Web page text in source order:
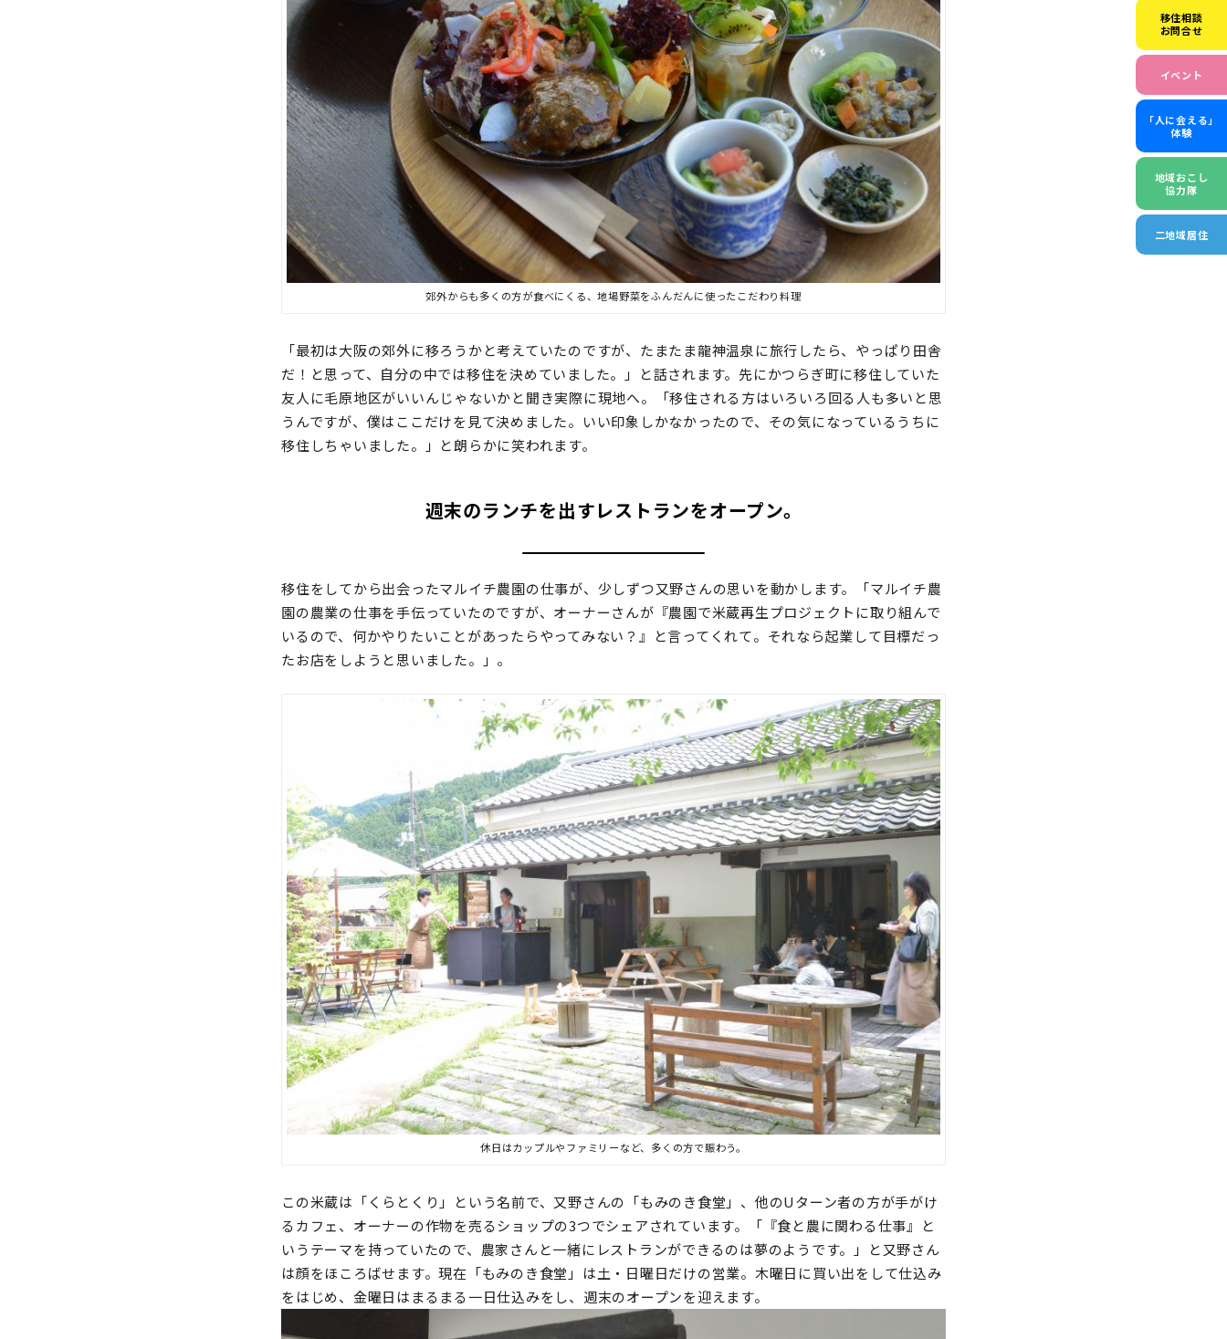
移住相談
お問合せ
イベント
「人に会える」
体験
地域おこし
協力隊
二地域居住
郊外からも多くの方が食べにくる、地場野菜をふんだんに使ったこだわり料理
「最初は大阪の郊外に移ろうかと考えていたのですが、たまたま龍神温泉に旅行したら、やっぱり田舎
だ！と思って、自分の中では移住を決めていました。」と話されます。先にかつらぎ町に移住していた
友人に毛原地区がいいんじゃないかと聞き実際に現地へ。「移住される方はいろいろ回る人も多いと思
うんですが、僕はここだけを見て決めました。いい印象しかなかったので、その気になっているうちに
移住しちゃいました。」と朗らかに笑われます。
週末のランチを出すレストランをオープン。
移住をしてから出会ったマルイチ農園の仕事が、少しずつ又野さんの思いを動かします。「マルイチ農
園の農業の仕事を手伝っていたのですが、オーナーさんが『農園で米蔵再生プロジェクトに取り組んで
いるので、何かやりたいことがあったらやってみない？』と言ってくれて。それなら起業して目標だっ
たお店をしようと思いました。」。
休日はカップルやファミリーなど、多くの方で賑わう。
この米蔵は「くらとくり」という名前で、又野さんの「もみのき食堂」、他のUターン者の方が手がけ
るカフェ、オーナーの作物を売るショップの3つでシェアされています。「『食と農に関わる仕事』と
いうテーマを持っていたので、農家さんと一緒にレストランができるのは夢のようです。」と又野さん
は顔をほころばせます。現在「もみのき食堂」は土・日曜日だけの営業。木曜日に買い出をして仕込み
をはじめ、金曜日はまるまる一日仕込みをし、週末のオープンを迎えます。